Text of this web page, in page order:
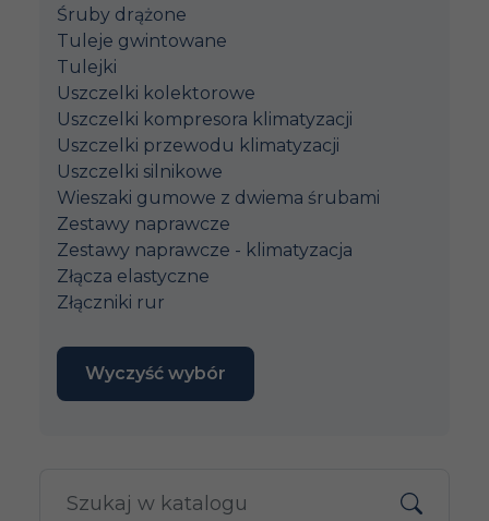
Śruby drążone
Tuleje gwintowane
Tulejki
Uszczelki kolektorowe
Uszczelki kompresora klimatyzacji
Uszczelki przewodu klimatyzacji
Uszczelki silnikowe
Wieszaki gumowe z dwiema śrubami
Zestawy naprawcze
Zestawy naprawcze - klimatyzacja
Złącza elastyczne
Złączniki rur
Wyczyść wybór